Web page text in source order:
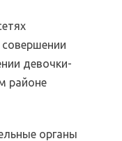
девочки-
районе
органы